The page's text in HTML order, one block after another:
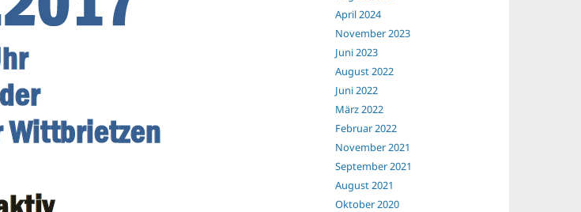
April 2024
November 2023
Juni 2023
August 2022
Juni 2022
März 2022
Februar 2022
November 2021
September 2021
August 2021
Oktober 2020